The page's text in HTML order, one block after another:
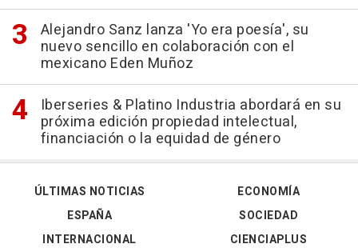
Alejandro Sanz lanza 'Yo era poesía', su
nuevo sencillo en colaboración con el
mexicano Eden Muñoz
Iberseries & Platino Industria abordará en su
próxima edición propiedad intelectual,
financiación o la equidad de género
ÚLTIMAS NOTICIAS
ESPAÑA
INTERNACIONAL
ECONOMÍA
SOCIEDAD
CIENCIAPLUS